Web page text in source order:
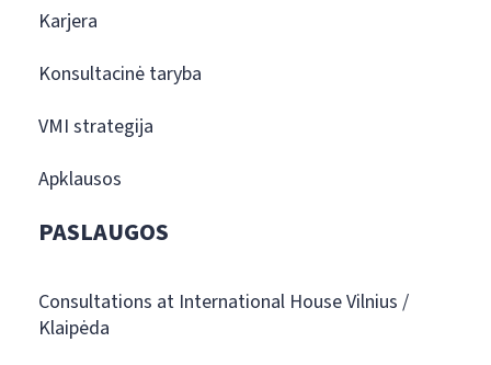
Karjera
Konsultacinė taryba
VMI strategija
Apklausos
PASLAUGOS
Consultations at International House Vilnius /
Klaipėda